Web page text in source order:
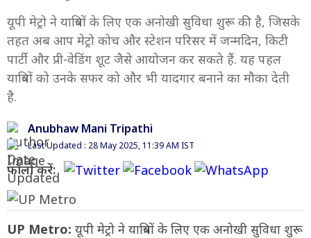
यूपी मेट्रो ने यात्रियों के लिए एक अनोखी सुविधा शुरू की है, जिसके
तहत अब आप मेट्रो कोच और स्टेशन परिसर में जन्मदिन, किटी
पार्टी और प्री-वेडिंग शूट जैसे आयोजन कर सकते हैं. यह पहल
यात्रियों को उनके सफर को और भी यादगार बनाने का मौका देती
है.
Anubhaw Mani Tripathi
Last Updated : 28 May 2025, 11:39 AM IST
फॉलो करें:
UP Metro: यूपी मेट्रो ने यात्रियों के लिए एक अनोखी सुविधा शुरू